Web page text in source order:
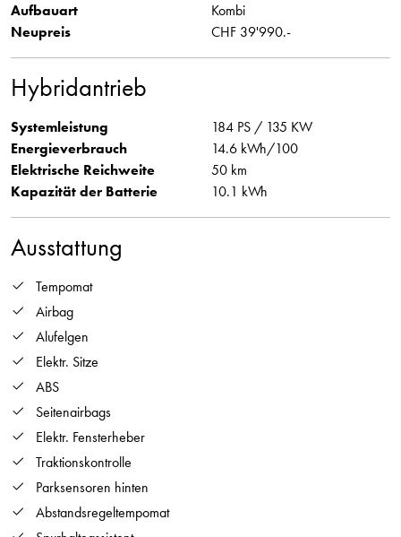
Aufbauart
Kombi
Neupreis
CHF 39'990.-
Hybridantrieb
Systemleistung
184 PS / 135 KW
Energieverbrauch
14.6 kWh/100
Elektrische Reichweite
50 km
Kapazität der Batterie
10.1 kWh
Ausstattung
Tempomat
Airbag
Alufelgen
Elektr. Sitze
ABS
Seitenairbags
Elektr. Fensterheber
Traktionskontrolle
Parksensoren hinten
Abstandsregeltempomat